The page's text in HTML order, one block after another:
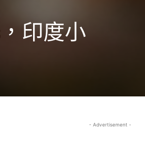
印度小
- Advertisement -